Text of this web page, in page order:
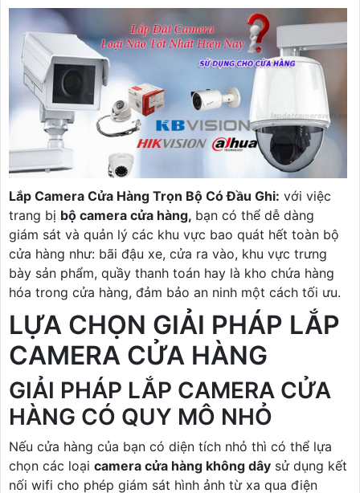
Lắp Camera Cửa Hàng Trọn Bộ Có Đầu Ghi: với việc
trang bị bộ camera cửa hàng, bạn có thể dễ dàng
giám sát và quản lý các khu vực bao quát hết toàn bộ
cửa hàng như: bãi đậu xe, cửa ra vào, khu vực trưng
bày sản phẩm, quầy thanh toán hay là kho chứa hàng
hóa trong cửa hàng, đảm bảo an ninh một cách tối ưu.
LỰA CHỌN GIẢI PHÁP LẮP
CAMERA CỬA HÀNG
GIẢI PHÁP LẮP CAMERA CỬA
HÀNG CÓ QUY MÔ NHỎ
Nếu cửa hàng của bạn có diện tích nhỏ thì có thể lựa
chọn các loại camera cửa hàng không dây sử dụng kết
nối wifi cho phép giám sát hình ảnh từ xa qua điện